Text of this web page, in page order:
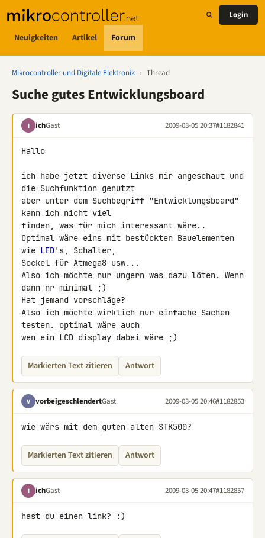
Neuigkeiten Artikel Forum
Login
Mikrocontroller und Digitale Elektronik › Thread
Suche gutes Entwicklungsboard
I ichGast 2009-03-05 20:37#1182841
Hallo
ich habe jetzt diverse Links mir angeschaut und
die Suchfunktion genutzt
aber unter dem Suchbegriff "Entwicklungsboard"
kann ich nicht viel
finden, was für mich interessant wäre..
Optimal wäre eins mit bestückten Bauelementen
wie LED's, Schalter,
Sockel für Atmega8 usw...
Also ich möchte nur ungern was dazu löten. Wenn
dann nr minimal ;)
Hat jemand vorschläge?
Also ich möchte wirklich nur einfache Sachen
testen. optimal wäre auch
wen ein LCD display dabei wäre ;)
Markierten Text zitieren Antwort
V vorbeigeschlendertGast 2009-03-05 20:46#1182853
wie wärs mit dem guten alten STK500?
Markierten Text zitieren Antwort
I ichGast 2009-03-05 20:47#1182857
hast du einen link? :)